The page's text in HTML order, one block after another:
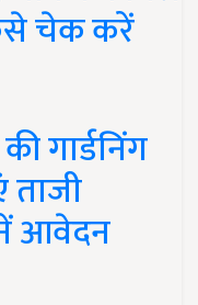
चेक करें
गार्डनिंग
आवेदन